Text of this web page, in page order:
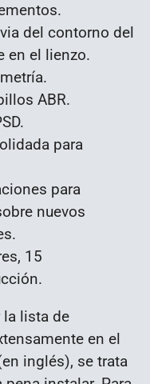
.
del contorno del
en el lienzo.
.
ABR.
.
para
para
nuevos
15
lista de
en el
inglés), se trata